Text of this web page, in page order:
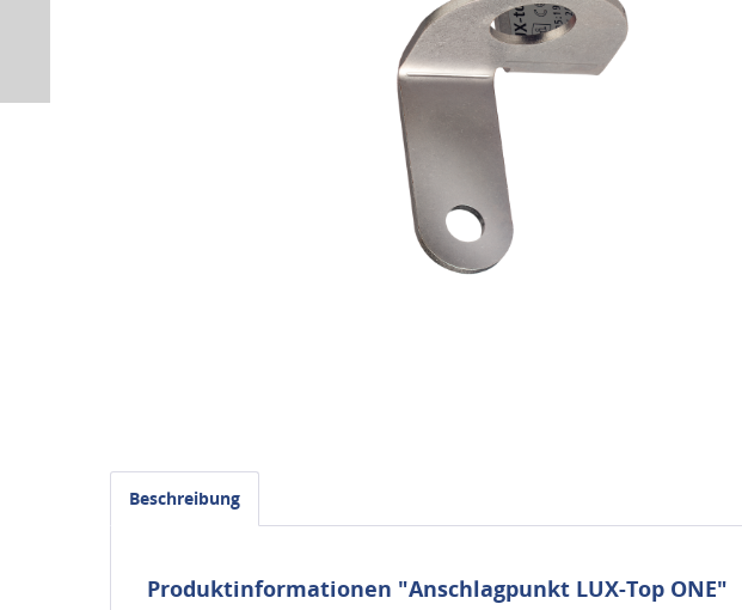
Beschreibung
Produktinformationen "Anschlagpunkt LUX-Top ONE"